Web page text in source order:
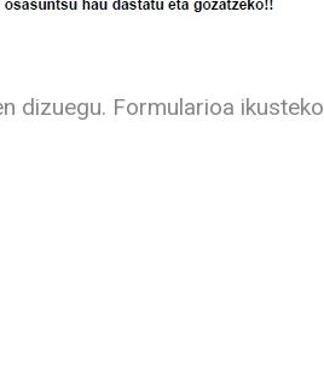
dizuegu. Formularioa ikusteko